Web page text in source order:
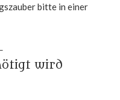
bitte in einer
wird